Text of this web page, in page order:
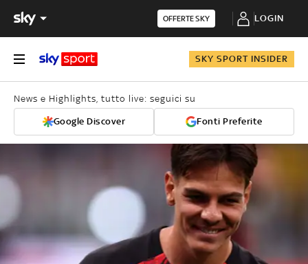
OFFERTE SKY LOGIN
SKY SPORT INSIDER
News e Highlights, tutto live: seguici su
Google Discover Fonti Preferite